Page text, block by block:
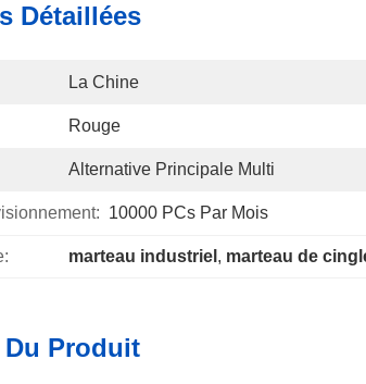
Détaillées
La Chine
Rouge
Alternative Principale Multi
10000 PCs Par Mois
marteau industriel , marteau de
Produit